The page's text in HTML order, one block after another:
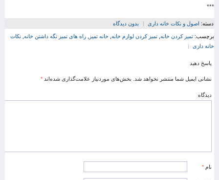
***
دسته: اصول و نکات خانه داری بدون دیدگاه
برچسب: تمیز کردن خانه تمیز کردن لوازم خانه خانه تمیز راه های تمیز نگه داشتن خانه نکات
خانه داری
پاسخ دهید
نشانی ایمیل شما منتشر نخواهد شد. بخش‌های موردنیاز علامت‌گذاری شده‌اند *
دیدگاه
نام *